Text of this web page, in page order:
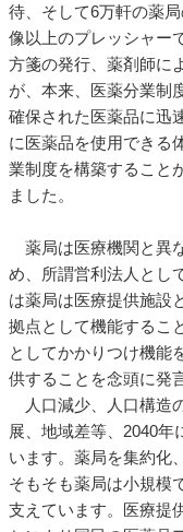
待、そして6万軒の薬
像以上のプレッシャー
方箋の発行、薬剤師に
が、本来、医薬分業制
確保された医薬品に迅
に医薬品を使用できる
業制度を構築すること
ました。
薬局は医療機関と異
め、所謂営利法人とし
は薬局は医療提供施設
拠点として機能するこ
としてかかりつけ機能
供することを念頭に発
人口減少、人口構造
展、地域差等、2040年
います。薬局を集約化
そもそも薬局は小規模
支えています。医療提